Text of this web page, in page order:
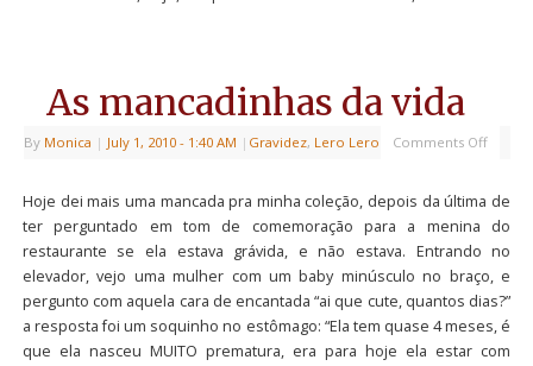
As mancadinhas da vida
By Monica | July 1, 2010 - 1:40 AM | Gravidez, Lero Lero Comments Off
Hoje dei mais uma mancada pra minha coleção, depois da última de
ter perguntado em tom de comemoração para a menina do
restaurante se ela estava grávida, e não estava. Entrando no
elevador, vejo uma mulher com um baby minúsculo no braço, e
pergunto com aquela cara de encantada “ai que cute, quantos dias?”
a resposta foi um soquinho no estômago: “Ela tem quase 4 meses, é
que ela nasceu MUITO prematura, era para hoje ela estar com